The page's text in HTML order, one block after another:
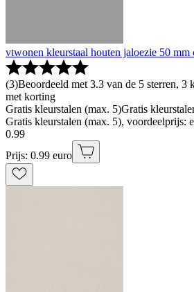
vtwonen kleurstaal houten jaloezie 50 mm
(3)Beoordeeld met 3.3 van de 5 sterren, 3
met korting
Gratis kleurstalen (max. 5)Gratis
Gratis kleurstalen (max. 5), voordeelprijs:
0.99
Prijs: 0.99 euro